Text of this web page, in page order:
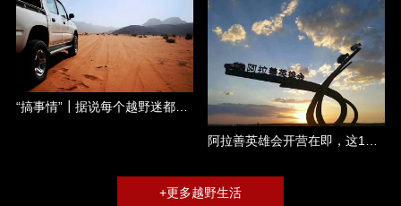
“搞事情”┃据说每个越野迷都是一个称职的吃货......
+更多越野生活